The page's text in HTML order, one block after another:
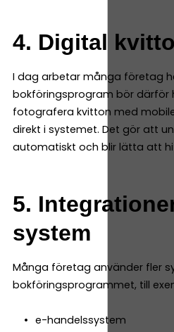
4. Digital
I dag arbetar många företag
bokföringsprogram bör därför
fotografera kvitton med
direkt i systemet. Det gör att
automatiskt och blir lätta att
5.
system
Många företag använder fler
bokföringsprogrammet, till
e-handelssystem